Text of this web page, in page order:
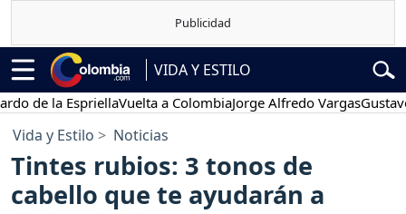
VIDA Y ESTILO
la EspriellaVuelta a ColombiaJorge Alfredo VargasGustavo
Vida y Estilo Noticias
Tintes rubios: 3 tonos de
cabello que te ayudarán a